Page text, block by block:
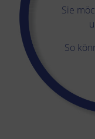
Sie
So